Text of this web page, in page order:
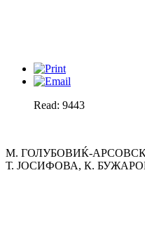
Read: 9443
М. ГОЛУБОВИЌ-
Т. ЈОСИФОВА, К.